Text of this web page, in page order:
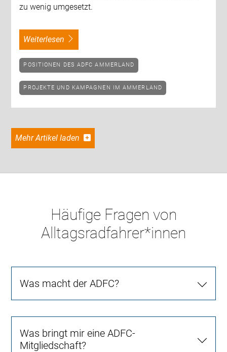
zu wenig umgesetzt.
weiterlesen
POSITIONEN DES ADFC AMMERLAND
PROJEKTE UND KAMPAGNEN IM AMMERLAND
Mehr Artikel laden
Häufige Fragen von
Alltagsradfahrer*innen
Was macht der ADFC?
Was bringt mir eine ADFC-
Mitgliedschaft?